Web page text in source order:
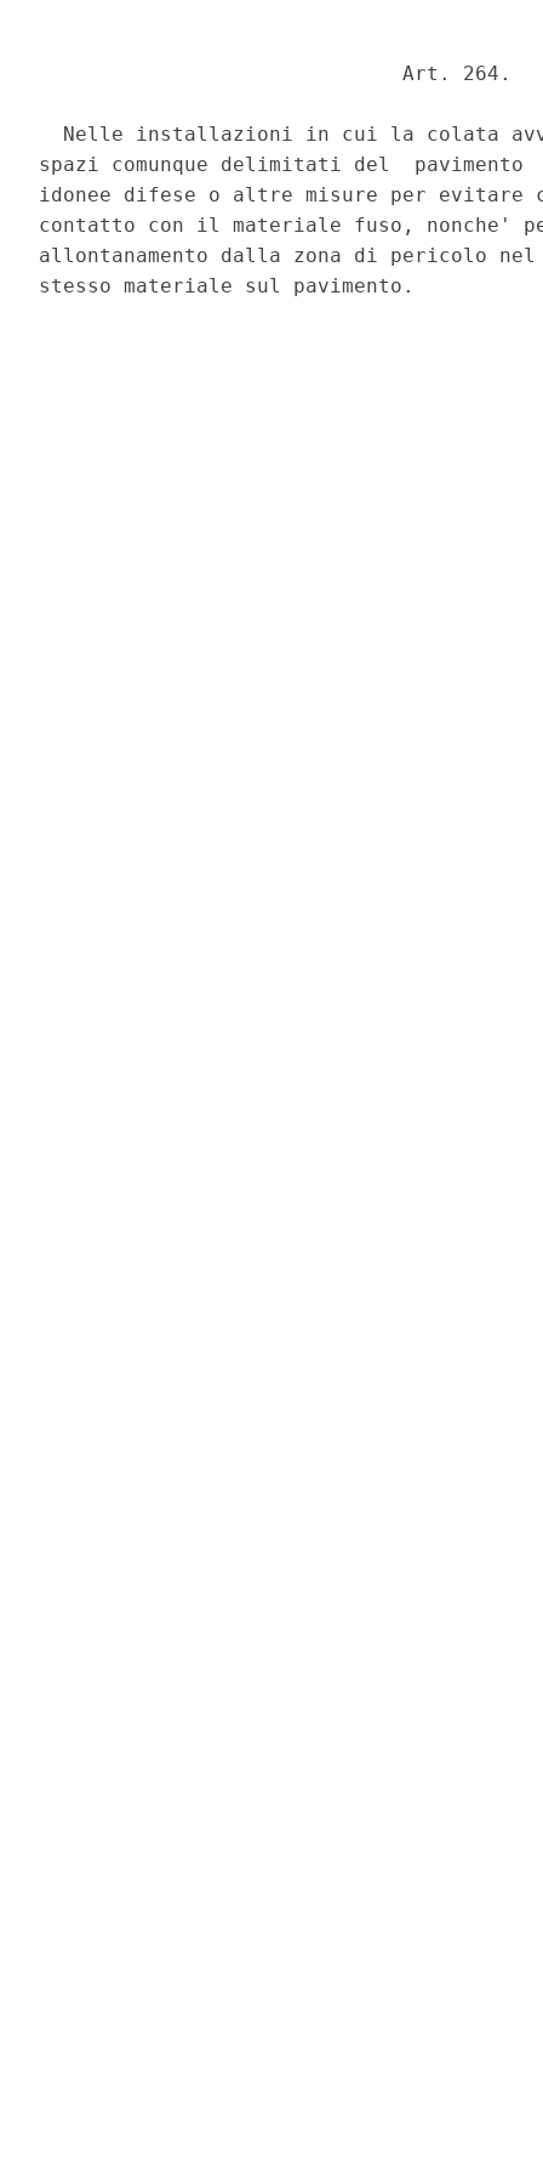
                              Art. 264.
Nelle installazioni in cui la colata
spazi comunque delimitati del  pavimento
idonee difese o altre misure per evitare
contatto con il materiale fuso, nonche'
allontanamento dalla zona di pericolo